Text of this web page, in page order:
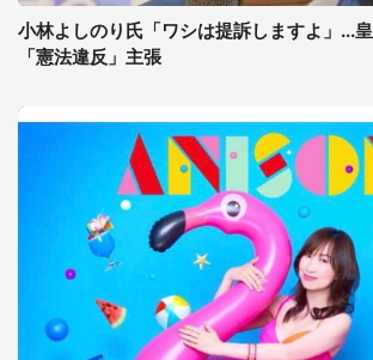
小林よしのり氏「ワシは提訴しますよ」...
「憲法違反」主張